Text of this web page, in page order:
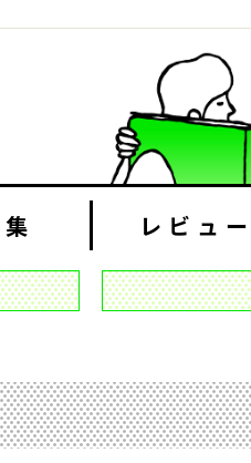
レビュー